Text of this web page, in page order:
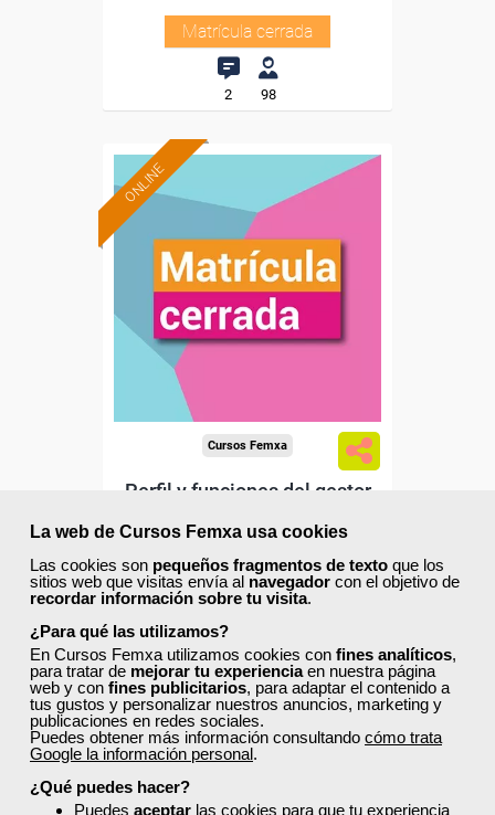
La web de Cursos Femxa usa cookies
Las cookies son pequeños fragmentos de texto que los
sitios web que visitas envía al navegador con el objetivo de
recordar información sobre tu visita.
¿Para qué las utilizamos?
En Cursos Femxa utilizamos cookies con fines analíticos,
para tratar de mejorar tu experienciaen nuestra página
web y con fines publicitarios, para adaptar el contenido a
tus gustos y personalizar nuestros anuncios, marketing y
publicaciones en redes sociales.
Puedes obtener más información consultando cómo trata
Google la información personal.
¿Qué puedes hacer?
Puedes aceptar las cookies para que tu experiencia
Matrícula cerrada
2 98
ONLINE
Cursos Femxa
Perfil y funciones del gestor
Curso Gratuito
80 horas
Online (toda España)
Matrícula cerrada
0 82